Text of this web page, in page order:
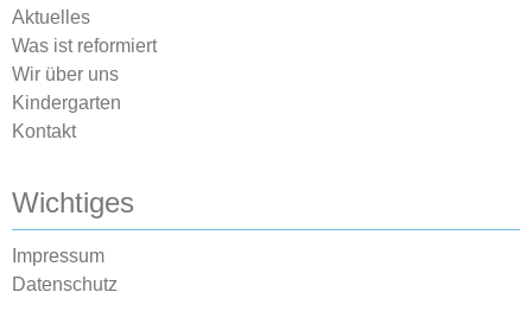
Aktuelles
Was ist reformiert
Wir über uns
Kindergarten
Kontakt
Wichtiges
Impressum
Datenschutz